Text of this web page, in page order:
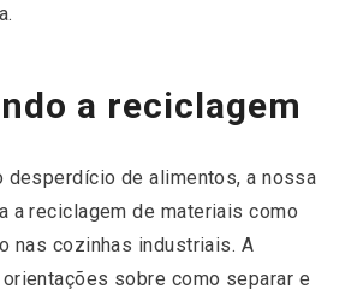
a reciclagem
desperdício de alimentos, a nossa
a reciclagem de materiais como
nas cozinhas industriais. A
sobre como separar e